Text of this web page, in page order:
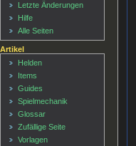
Letzte Änderungen
Hilfe
Alle Seiten
Artikel
Helden
Items
Guides
Spielmechanik
Glossar
Zufällige Seite
Vorlagen